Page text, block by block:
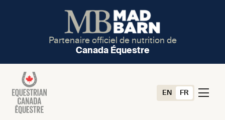
Partenaire officiel de nutrition de
Canada Équestre
EN FR